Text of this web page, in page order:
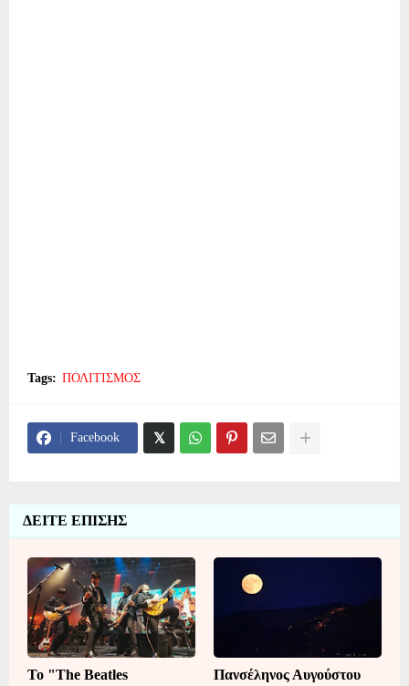
Tags: ΠΟΛΙΤΙΣΜΟΣ
Facebook
ΔΕΙΤΕ ΕΠΙΣΗΣ
Το "The Beatles Πανσέληνος Αυγούστου